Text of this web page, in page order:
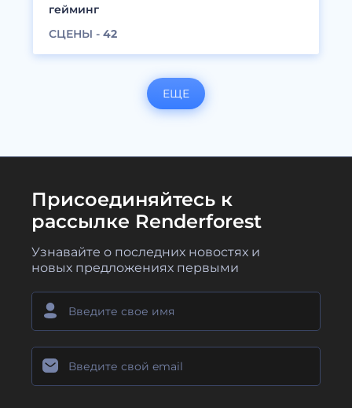
гейминг
СЦЕНЫ - 42
ЕЩЕ
Присоединяйтесь к
рассылке Renderforest
Узнавайте о последних новостях и
новых предложениях первыми